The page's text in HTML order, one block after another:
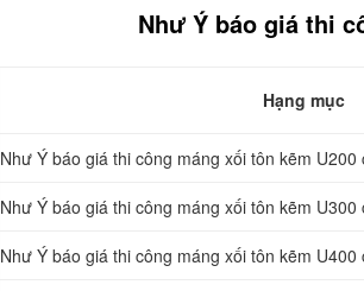
Như Ý báo giá thi
Hạng mục
Như Ý báo giá thi công máng xối tôn kẽm
Như Ý báo giá thi công máng xối tôn kẽm
Như Ý báo giá thi công máng xối tôn kẽm